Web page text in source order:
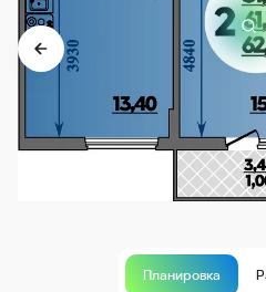
Планировка